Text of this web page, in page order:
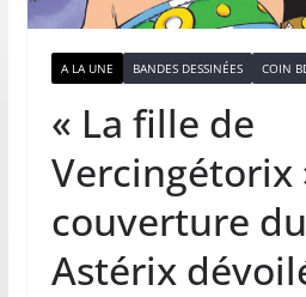
A LA UNE BANDES DESSINÉES COIN
« La fille de
Vercingétorix
couverture
Astérix